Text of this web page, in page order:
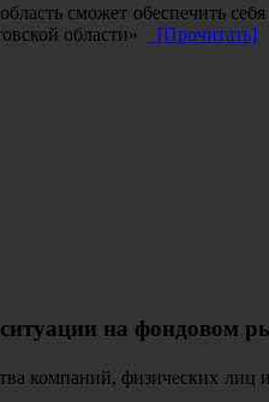
сможет обеспечить
области»
[Прочитать]
ситуации на фондовом
компаний, физических